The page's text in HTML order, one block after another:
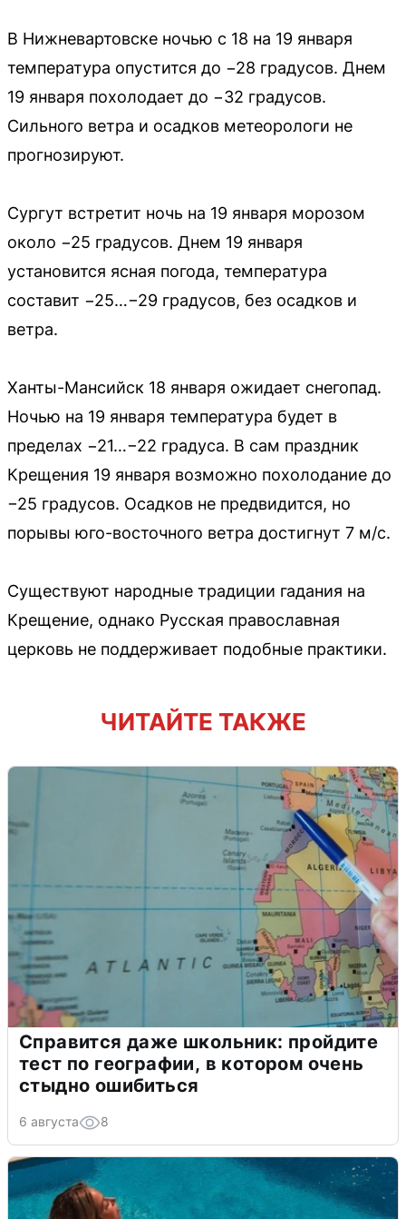
В Нижневартовске ночью с 18 на 19 января
температура опустится до −28 градусов. Днем
19 января похолодает до −32 градусов.
Сильного ветра и осадков метеорологи не
прогнозируют.
Сургут встретит ночь на 19 января морозом
около −25 градусов. Днем 19 января
установится ясная погода, температура
составит −25…−29 градусов, без осадков и
ветра.
Ханты-Мансийск 18 января ожидает снегопад.
Ночью на 19 января температура будет в
пределах −21…−22 градуса. В сам праздник
Крещения 19 января возможно похолодание до
−25 градусов. Осадков не предвидится, но
порывы юго-восточного ветра достигнут 7 м/с.
Существуют народные традиции гадания на
Крещение, однако Русская православная
церковь не поддерживает подобные практики.
ЧИТАЙТЕ ТАКЖЕ
Справится даже школьник: пройдите
тест по географии, в котором очень
стыдно ошибиться
6 августа 8